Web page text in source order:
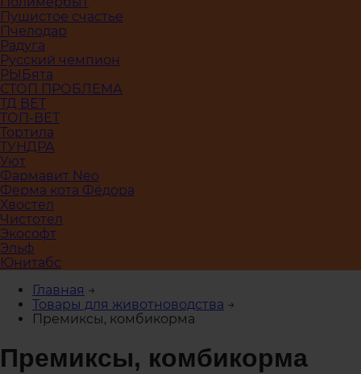
Пушистое счастье
Пчелодар
Радуга
Русский чемпион
РЫБята
СТОП ПРОБЛЕМА
ТД ВЕТ
ТОП-ВЕТ
Тортила
ТУНДРА
Уют
Фармавит Neo
Ферма кота Фёдора
Хвостел
Чистотел
Экософт
Эльф
Юнитабс
Главная →
Товары для животноводства →
Премиксы, комбикорма
Премиксы, комбикорма